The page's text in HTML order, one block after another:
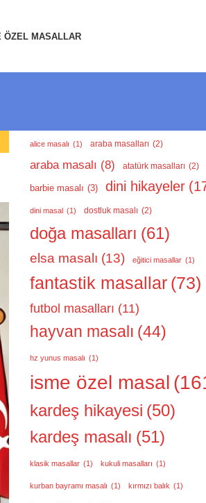
ÖZEL MASALLAR
alice masalı (1) araba masalları (2)
araba masalı (8) atatürk masalları (2)
barbie masalı (3) dini hikayeler
dini masal (1) dostluk masalı (2)
doğa masalları (61)
elsa masalı (13) eğitici masallar (1)
fantastik masallar (73)
futbol masalları (11)
hayvan masalı (44)
hz yunus masalı (1)
isme özel masal
kardeş hikayesi (50)
kardeş masalı (51)
klasik masallar (1) kukuli masalları (1)
kurban bayramı masalı (1) kırmızı balık (1)